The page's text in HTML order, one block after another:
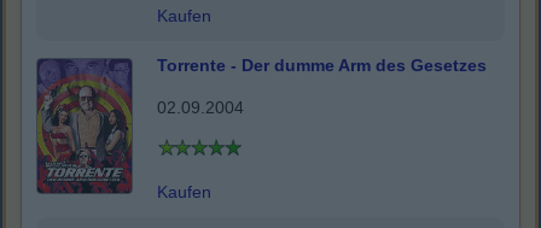
Kaufen
Torrente - Der dumme Arm des Gesetzes
02.09.2004
Kaufen